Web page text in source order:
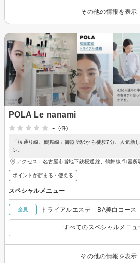
その他の情報を表示
POLA Le nanami
-
(-件)
「桜通り線、鶴舞線」御器所駅から徒歩7分、人気新
ン。
アクセス：名古屋市営地下鉄桜通線、鶴舞線 御器所
ポイントが貯まる・使える
スペシャルメニュー
全員 トライアルエステ BA美白コース
すべてのスペシャルメニュ
その他の情報を表示